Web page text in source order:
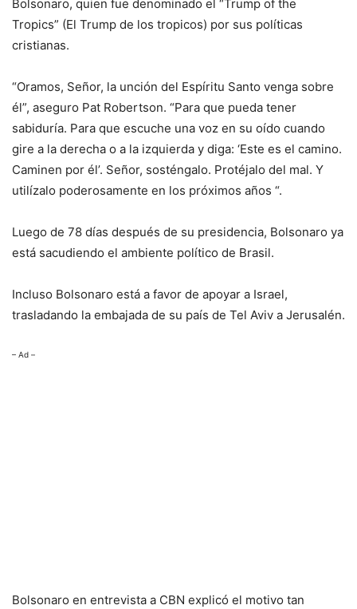
Bolsonaro, quien fue denominado el “Trump of the
Tropics” (El Trump de los tropicos) por sus políticas
cristianas.
“Oramos, Señor, la unción del Espíritu Santo venga sobre
él”, aseguro Pat Robertson. “Para que pueda tener
sabiduría. Para que escuche una voz en su oído cuando
gire a la derecha o a la izquierda y diga: ‘Este es el camino.
Caminen por él’. Señor, sosténgalo. Protéjalo del mal. Y
utilízalo poderosamente en los próximos años “.
Luego de 78 días después de su presidencia, Bolsonaro ya
está sacudiendo el ambiente político de Brasil.
Incluso Bolsonaro está a favor de apoyar a Israel,
trasladando la embajada de su país de Tel Aviv a Jerusalén.
– Ad –
Bolsonaro en entrevista a CBN explicó el motivo tan